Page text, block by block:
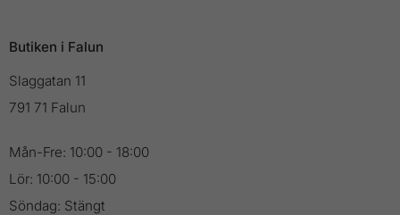
Butiken i Falun
Slaggatan 11
791 71 Falun
Mån-Fre: 10:00 - 18:00
Lör: 10:00 - 15:00
Söndag: Stängt